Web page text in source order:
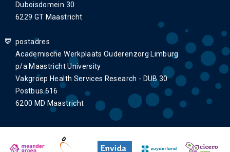
Duboisdomein 30
6229 GT Maastricht
postadres
Academische Werkplaats Ouderenzorg Limburg
p/a Maastricht University
Vakgroep Health Services Research - DUB 30
Postbus 616
6200 MD Maastricht